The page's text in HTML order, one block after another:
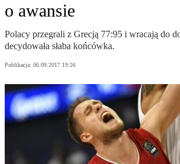
o awansie
Polacy przegrali z Grecją 77:95 i wracają do
decydowała słaba końcówka.
Publikacja: 06.09.2017 19:26